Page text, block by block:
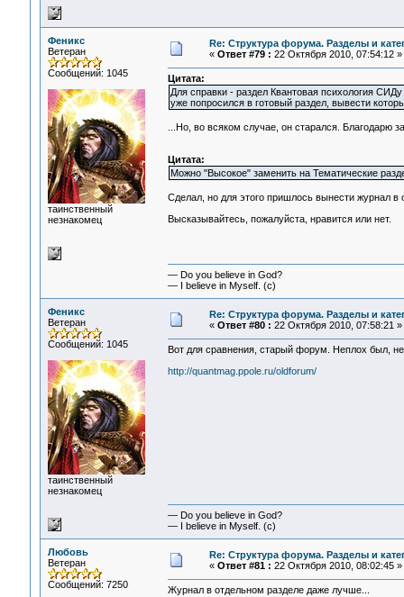
Феникс
Ветеран
Сообщений: 1045
таинственный
незнакомец
Re: Структура форума. Разделы и
« Ответ #79 : 22 Октября 2010, 07:54:12 »
Цитата:
Для справки - раздел Квантовая психология
уже попросился в готовый раздел, вывести
...Но, во всяком случае, он старался. Благодарю
Цитата:
Можно "Высокое" заменить на Тематические
Сделал, но для этого пришлось вынести журнал в
Высказывайтесь, пожалуйста, нравится или нет.
— Do you believe in God?
— I believe in Myself. (c)
Феникс
Ветеран
Сообщений: 1045
таинственный
незнакомец
Re: Структура форума. Разделы и
« Ответ #80 : 22 Октября 2010, 07:58:21 »
Вот для сравнения, старый форум. Неплох был,
http://quantmag.ppole.ru/oldforum/
— Do you believe in God?
— I believe in Myself. (c)
Любовь
Ветеран
Сообщений: 7250
Re: Структура форума. Разделы и
« Ответ #81 : 22 Октября 2010, 08:02:45 »
Журнал в отдельном разделе даже лучше...